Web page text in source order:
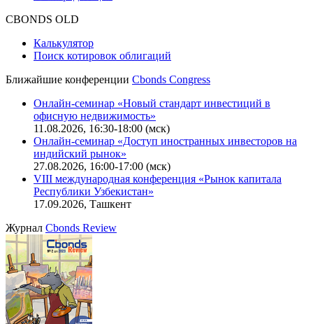
Оферта для юридических лиц
IT-аккредитация
Поиск котировок облигаций
Ближайшие конференцииCbonds Congress
Онлайн-семинар «Новый стандарт инвестиций в
офисную недвижимость»
11.08.2026, 16:30-18:00 (мск)
Онлайн-семинар «Доступ иностранных инвесторов на
индийский рынок»
VIII международная конференция «Рынок капитала
Республики Узбекистан»
17.09.2026, Ташкент
ЖурналCbonds Review